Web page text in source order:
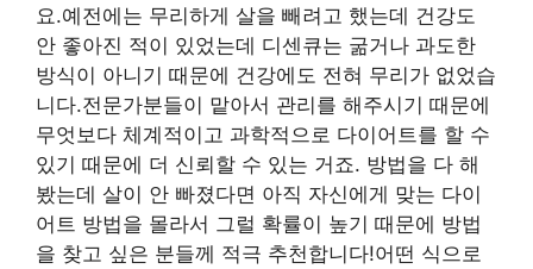
요.예전에는 무리하게 살을 빼려고 했는데 건강도
안 좋아진 적이 있었는데 디센큐는 굶거나 과도한
방식이 아니기 때문에 건강에도 전혀 무리가 없었습
니다.전문가분들이 맡아서 관리를 해주시기 때문에
무엇보다 체계적이고 과학적으로 다이어트를 할 수
있기 때문에 더 신뢰할 수 있는 거죠. 방법을 다 해
봤는데 살이 안 빠졌다면 아직 자신에게 맞는 다이
어트 방법을 몰라서 그럴 확률이 높기 때문에 방법
을 찾고 싶은 분들께 적극 추천합니다!어떤 식으로